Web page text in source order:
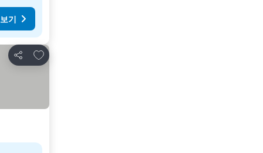
기
공유
즐겨찾기에 추가